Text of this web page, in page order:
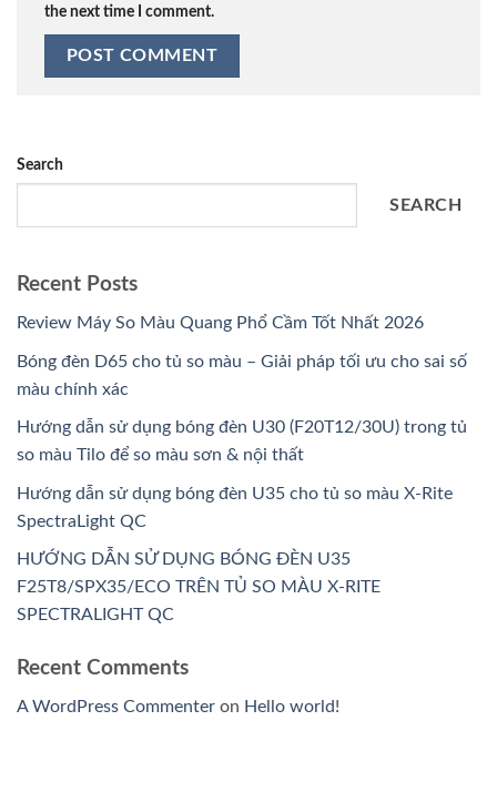
the next time I comment.
Search
SEARCH
Recent Posts
Review Máy So Màu Quang Phổ Cầm Tốt Nhất 2026
Bóng đèn D65 cho tủ so màu – Giải pháp tối ưu cho sai số
màu chính xác
Hướng dẫn sử dụng bóng đèn U30 (F20T12/30U) trong tủ
so màu Tilo để so màu sơn & nội thất
Hướng dẫn sử dụng bóng đèn U35 cho tủ so màu X-Rite
SpectraLight QC
HƯỚNG DẪN SỬ DỤNG BÓNG ĐÈN U35
F25T8/SPX35/ECO TRÊN TỦ SO MÀU X-RITE
SPECTRALIGHT QC
Recent Comments
A WordPress Commenter on Hello world!